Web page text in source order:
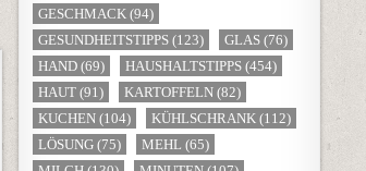
GESCHMACK(94)
GESUNDHEITSTIPPS(123) GLAS(76)
HAND(69) HAUSHALTSTIPPS(454)
HAUT(91) KARTOFFELN(82)
KUCHEN(104) KÜHLSCHRANK(112)
LÖSUNG(75) MEHL (65)